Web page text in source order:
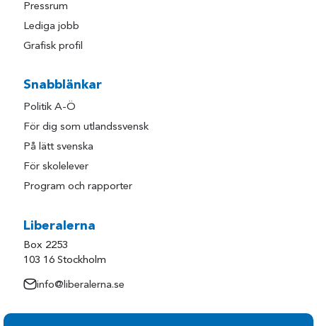
Pressrum
Lediga jobb
Grafisk profil
Snabblänkar
Politik A-Ö
För dig som utlandssvensk
På lätt svenska
För skolelever
Program och rapporter
Liberalerna
Box 2253
103 16 Stockholm
info@liberalerna.se